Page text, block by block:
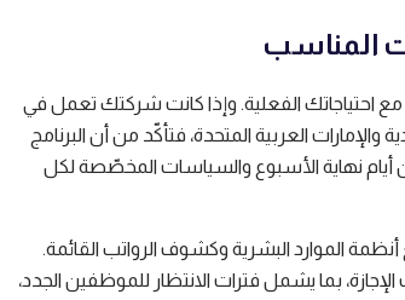
مع احتياجاتك الفعلية. وإذا كانت شركتك تعمل في
العربية المتحدة، فتأكّد من أن البرنامج
أيام نهاية الأسبوع والسياسات المخصّصة لكل
الموارد البشرية وكشوف الرواتب القائمة.
بما يشمل فترات الانتظار للموظفين الجدد،